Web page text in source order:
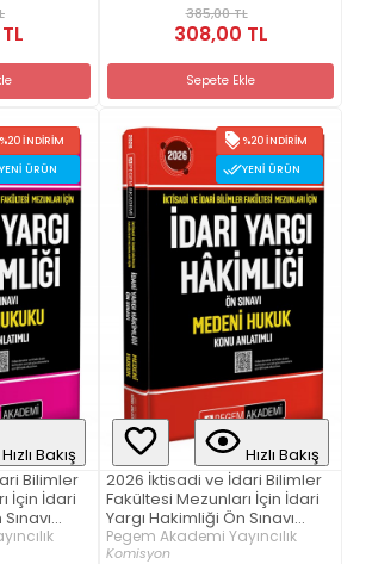
385,00 TL
308,00 TL
Sepete Ekle
%20 İNDIRIM
YENI ÜRÜN
Hızlı Bakış
Bilimler
İçin İdari
%20 İNDIRIM
YENI ÜRÜN
Hızlı Bakış
2026 İktisadi ve İdari Bilimler
Fakültesi Mezunları İçin İdari
Yargı Hakimliği Ön Sınavı
Medeni Hukuk Konu Anlatımlı
Pegem Akademi Yayıncılık
Komisyon